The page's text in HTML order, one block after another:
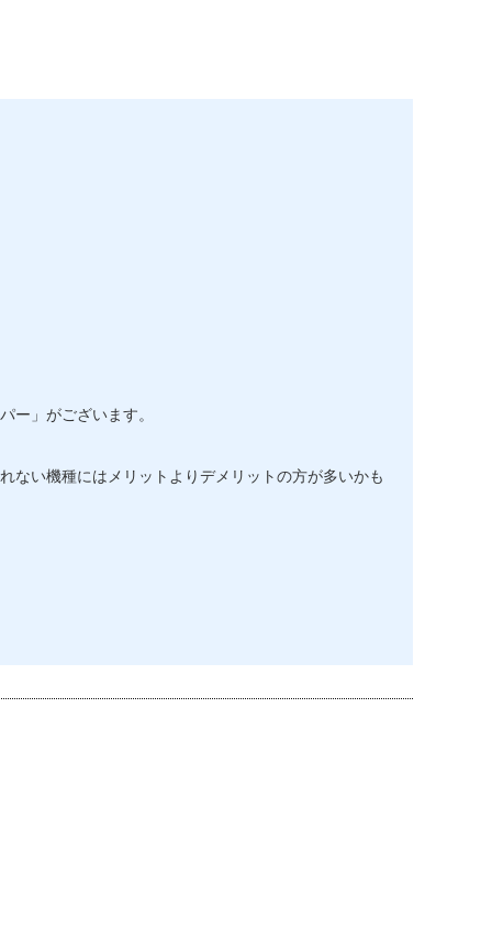
ー」がございます。
ない機種にはメリットよりデメリットの方が多いかも